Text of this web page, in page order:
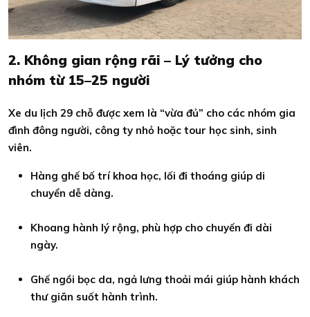
2. Không gian rộng rãi – Lý tưởng cho
nhóm từ 15–25 người
Xe du lịch 29 chỗ được xem là “vừa đủ” cho các nhóm gia
đình đông người, công ty nhỏ hoặc tour học sinh, sinh
viên.
Hàng ghế bố trí khoa học, lối đi thoáng giúp di
chuyển dễ dàng.
Khoang hành lý rộng, phù hợp cho chuyến đi dài
ngày.
Ghế ngồi bọc da, ngả lưng thoải mái giúp hành khách
thư giãn suốt hành trình.